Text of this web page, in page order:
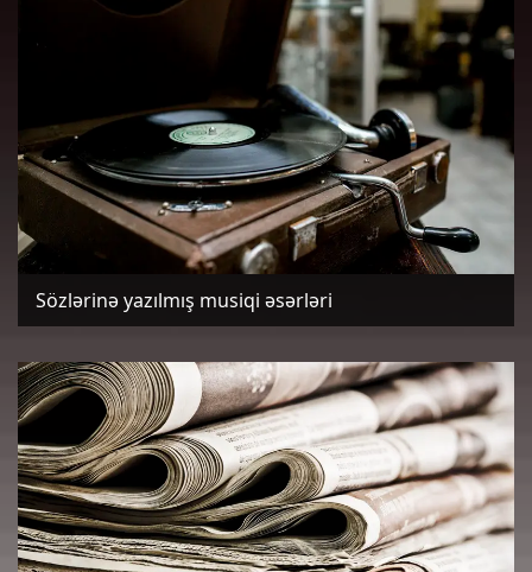
Sözlərinə yazılmış musiqi əsərləri